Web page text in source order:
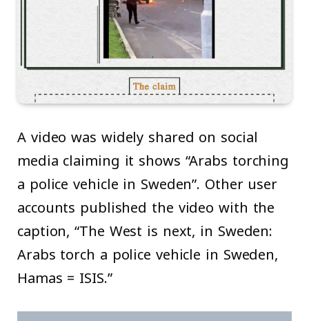
A video was widely shared on social
media claiming it shows “Arabs torching
a police vehicle in Sweden”. Other user
accounts published the video with the
caption, “The West is next, in Sweden:
Arabs torch a police vehicle in Sweden,
Hamas = ISIS.”